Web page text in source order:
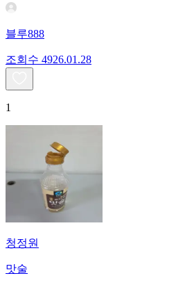
블루888
조회수 4926.01.28
1
청정원
맛술